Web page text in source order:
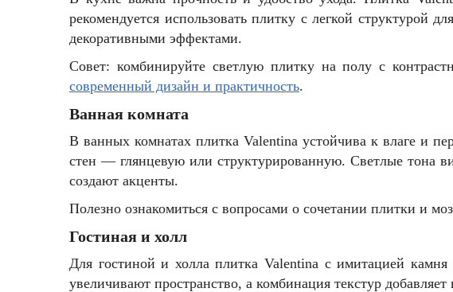
рекомендуется использовать плитку с легкой структурой
декоративными эффектами.
Совет: комбинируйте светлую плитку на полу с
современный дизайн и практичность.
Ванная комната
В ванных комнатах плитка Valentina устойчива к влаге и
стен — глянцевую или структурированную. Светлые тона
создают акценты.
Полезно ознакомиться с вопросами о сочетании плитки и
Гостиная и холл
Для гостиной и холла плитка Valentina с имитацией
увеличивают пространство, а комбинация текстур